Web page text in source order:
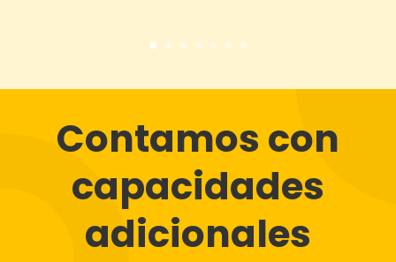
Contamos con
capacidades
adicionales